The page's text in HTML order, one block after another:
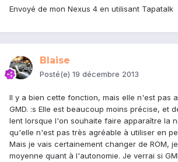
Envoyé de mon Nexus 4 en utilisant Tapatalk
Blaise
Posté(e) 19 décembre 2013
Il y a bien cette fonction, mais elle n'est pas
GMD. :s Elle est beaucoup moins précise, et
lent lorsque l'on souhaite faire apparaître la
qu'elle n'est pas très agréable à utiliser en
Mais je vais certainement changer de ROM, je
moyenne quant à l'autonomie. Je verrai si